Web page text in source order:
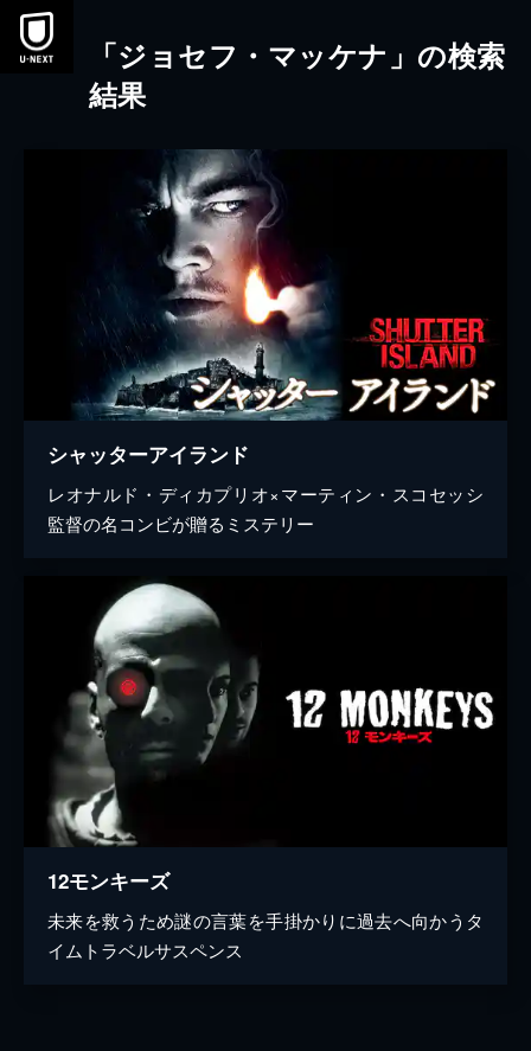
本文へスキップ
「ジョセフ・マッケナ」の検索
結果
シャッターアイランド
レオナルド・ディカプリオ×マーティン・スコセッシ
監督の名コンビが贈るミステリー
12モンキーズ
未来を救うため謎の言葉を手掛かりに過去へ向かうタ
イムトラベルサスペンス